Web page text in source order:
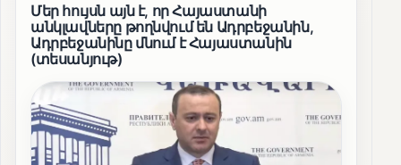
Մեր հույսն այն է, որ Հայաստանի
անկլավները թողնվում են Ադրբեջանին,
Ադրբեջանինը մնում է Հայաստանին
(տեսանյութ)